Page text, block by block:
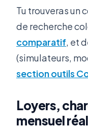
Tu trouveras
de recherche
comparatif, et
(simulateurs,
section outils
Loyers,
mensuel